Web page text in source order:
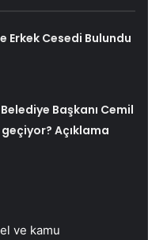
Erkek Cesedi Bulundu
Başkanı Cemil
geçiyor? Açıklama
ve kamu